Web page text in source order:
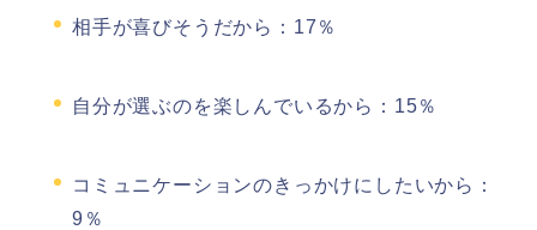
相手が喜びそうだから：17％
自分が選ぶのを楽しんでいるから：15％
コミュニケーションのきっかけにしたいから：
9％